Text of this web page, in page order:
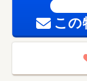
この